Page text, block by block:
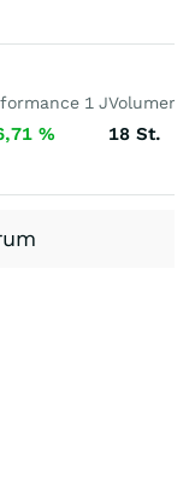
1 J
%
Volumen
18 St.